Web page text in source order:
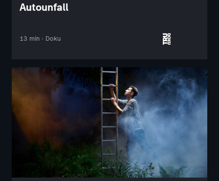
Autounfall
13 min · Doku